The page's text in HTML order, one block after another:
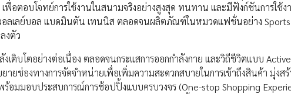
อตอบโจทย์การใช้งานในสนามจริงอย่างสูงสุด ทนทาน และมีฟังก์ชันการใช้ง
ลเลย์บอล แบดมินตัน เทนนิส ตลอดจนผลิตภัณฑ์ในหมวดแฟชั่นอย่าง
งตัว
เติบโตอย่างต่อเนื่อง ตลอดจนกระแสการออกกำลังกาย และวิถีชีวิตแบบ Active
ช่องทางการจัดจำหน่ายเพื่อเพิ่มความสะดวกสบายในการเข้าถึงสินค้า มุ่งสร้
อมมอบประสบการณ์การช้อปปิ้งแบบครบวงจร (One-stop Shopping